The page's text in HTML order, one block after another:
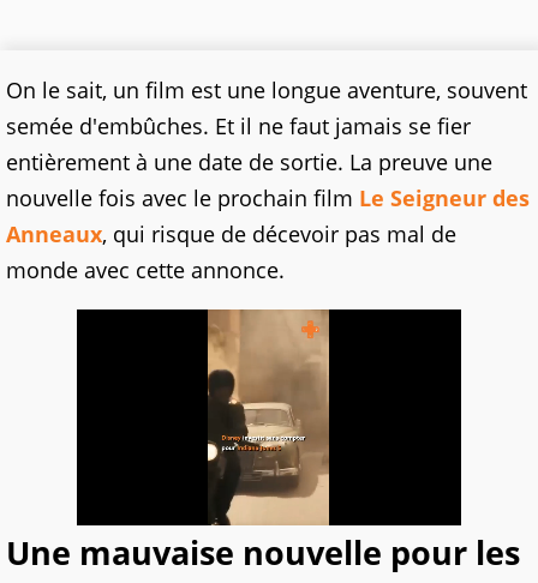
On le sait, un film est une longue aventure, souvent
semée d'embûches. Et il ne faut jamais se fier
entièrement à une date de sortie. La preuve une
nouvelle fois avec le prochain film Le Seigneur des
Anneaux, qui risque de décevoir pas mal de
monde avec cette annonce.
Une mauvaise nouvelle pour les